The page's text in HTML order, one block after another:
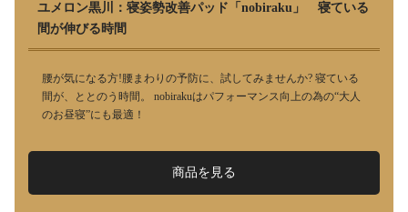
ユメロン黒川：寝姿勢改善パッド「nobiraku」 寝ている
間が伸びる時間
腰が気になる方!腰まわりの予防に、試してみませんか? 寝ている
間が、ととのう時間。 nobirakuはパフォーマンス向上の為の“大人
のお昼寝”にも最適！
商品を見る